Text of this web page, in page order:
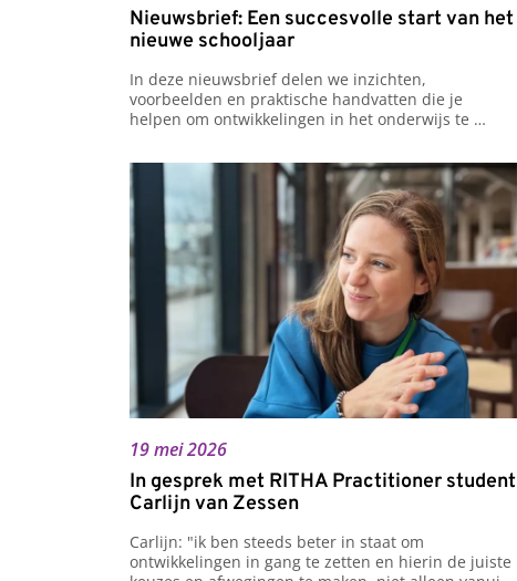
Nieuwsbrief: Een succesvolle start van het
nieuwe schooljaar
In deze nieuwsbrief delen we inzichten,
voorbeelden en praktische handvatten die je
helpen om ontwikkelingen in het onderwijs te
leesonderwijs tot werken met diverse
leerlinggroepen. Altijd met de focus op wat écht
werkt.
19 mei 2026
In gesprek met RITHA Practitioner student
Carlijn van Zessen
Carlijn: "ik ben steeds beter in staat om
ontwikkelingen in gang te zetten en hierin de juiste